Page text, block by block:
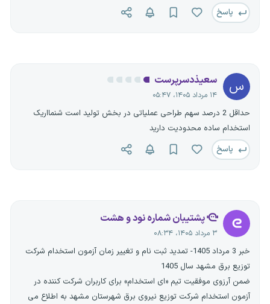
پاسخ
س سعیذدسرپرست
۱۴ مرداد ۱۴۰۵، ۰۵:۴۷
حداقل 2 درصد سهم طراحی عملیاتی در بخش تولید است شنمااریک
استخدام ساده محدودیت دارید
پاسخ
پشتیبان شماره نود و هشت
۳ مرداد ۱۴۰۵، ۰۸:۳۴
خبر 3 مرداد 1405- تمدید ثبت نام و تغییر زمان آزمون استخدام شرکت
توزیع برق مشهد سال 1405
ضمن آرزوی موفقیت تیم «ای استخدام» برای کاربران شرکت کننده در
آزمون استخدام شرکت توزیع نیروی برق شهرستان مشهد به اطلاع می